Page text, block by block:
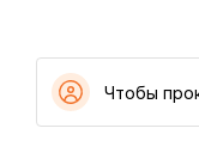
Чтобы